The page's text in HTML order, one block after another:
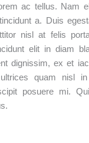
ac tellus. Nam
a. Duis
nisl at felis
elit in diam
dignissim, ex et
quam nisl
posuere mi.